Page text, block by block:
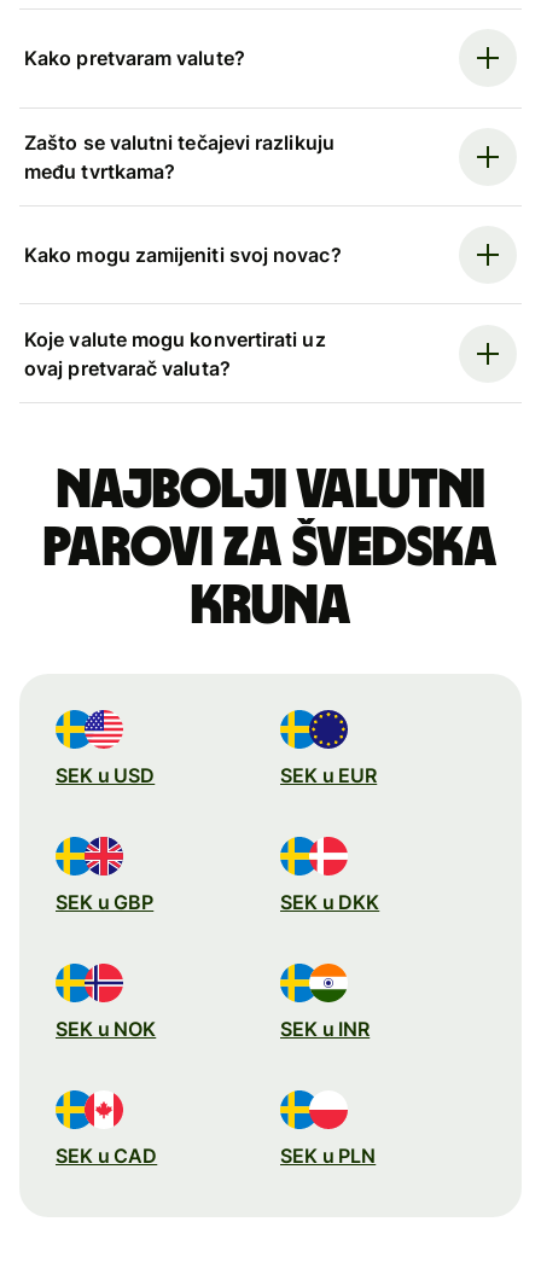
Kako pretvaram valute?
Zašto se valutni tečajevi razlikuju
među tvrtkama?
Kako mogu zamijeniti svoj novac?
Koje valute mogu konvertirati uz
ovaj pretvarač valuta?
Najbolji valutni
parovi za švedska
kruna
SEK u USD SEK u EUR
SEK u GBP SEK u DKK
SEK u NOK SEK u INR
SEK u CAD SEK u PLN